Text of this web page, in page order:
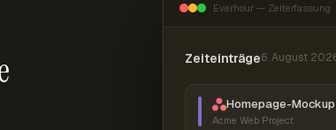
Everhour — Zeiterfassung
Zeiteinträge6. August
Homepage-
Acme Web Project